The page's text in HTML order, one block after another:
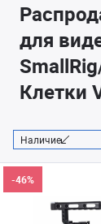
для
Клетки
Наличие
-46%